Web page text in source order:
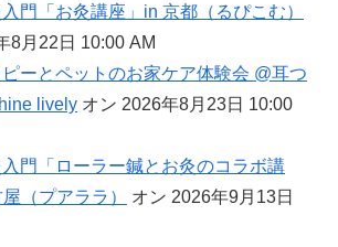
門「お灸講座」in 京都（るぴこむ）
8月22日 10:00 AM
ーとペットのお家ケア体験会 @耳つ
lively オン 2026年8月23日 10:00
門「ローラー鍼とお灸のコラボ講
（プアララ）
オン 2026年9月13日